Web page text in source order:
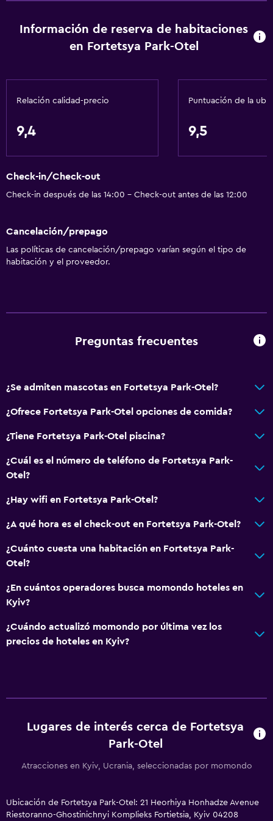
Adaptador
Acondicionador
Habitaciones familiares
Chimenea
Piso de parquet o madera noble
Pantuflas
Comedor
Servicio de entrega de comida
Bar/lounge
Desayuno en la habitación
Tetera/cafetera
Nevera
La comida se puede entregar en el alojamiento
Comedor
Mesa de comedor
Habitaciones para no fumadores disponibles
extra)
Almohada hipoalergénica
Plantas superiores accesibles por escaleras
Información de reserva de habitaciones
en Fortetsya Park-Otel
Relación calidad-precio
9,4
Puntuación de la
9,5
Check-in/Check-out
Check-in después de las 14:00 - Check-out antes de las 12:00
Cancelación/prepago
Las políticas de cancelación/prepago varían según el tipo de
habitación y el proveedor.
Preguntas frecuentes
¿Se admiten mascotas en Fortetsya Park-Otel?
¿Ofrece Fortetsya Park-Otel opciones de comida?
¿Tiene Fortetsya Park-Otel piscina?
¿Cuál es el número de teléfono de Fortetsya Park-
Otel?
¿Hay wifi en Fortetsya Park-Otel?
¿A qué hora es el check-out en Fortetsya Park-Otel?
¿Cuánto cuesta una habitación en Fortetsya Park-
Otel?
¿En cuántos operadores busca momondo hoteles en
Kyiv?
¿Cuándo actualizó momondo por última vez los
precios de hoteles en Kyiv?
Lugares de interés cerca de Fortetsya
Park-Otel
Atracciones en Kyiv, Ucrania, seleccionadas por momondo
Ubicación de Fortetsya Park-Otel: 21 Heorhiya Honhadze Avenue
Riestoranno-Ghostinichnyi Komplieks Fortietsia, Kyiv 04208